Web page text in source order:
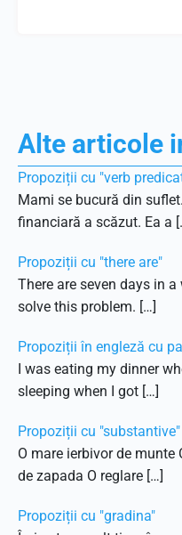
Alte articole
Propoziții cu "verb
Mami se bucură din
financiară a scăzut. Ea a
Propoziții cu "there are"
There are seven days in
solve this problem. […]
Propoziții în engleză cu
I was eating my dinner
sleeping when I got […]
Propoziții cu "substantive"
O mare ierbivor de
de zapada O reglare […]
Propoziții cu "gradina"